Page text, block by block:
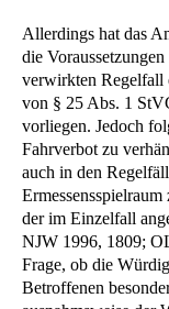
Allerdings hat das
die
verwirkten Regelfall
von § 25 Abs. 1
vorliegen. Jedoch
Fahrverbot zu
auch in den
der im Einzelfall
NJW 1996, 1809;
Frage, ob die
Betroffenen